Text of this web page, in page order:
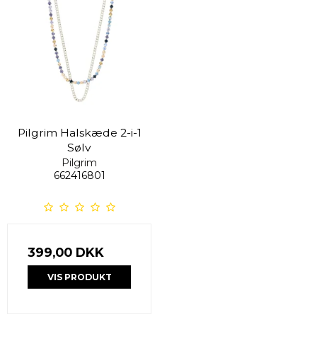
Pilgrim Halskæde 2-i-1
Sølv
Pilgrim
662416801
399,00 DKK
VIS PRODUKT